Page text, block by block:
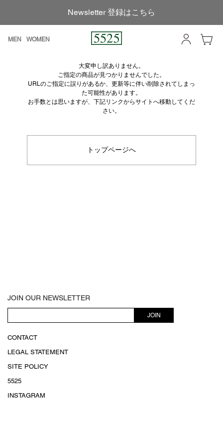
Newsletter 登録はこちら
MEN WOMEN
大変申し訳ありません。
ご指定の商品が見つかりませんでした。
URLのご指定に誤りがあるか、更新等に伴い削除されてしまっ
た可能性があります。
お手数とは思いますが、下記リンクからサイトへ移動してくだ
さい。
トップページへ
JOIN OUR NEWSLETTER
JOIN
CONTACT
LEGAL STATEMENT
SITE POLICY
5525
INSTAGRAM